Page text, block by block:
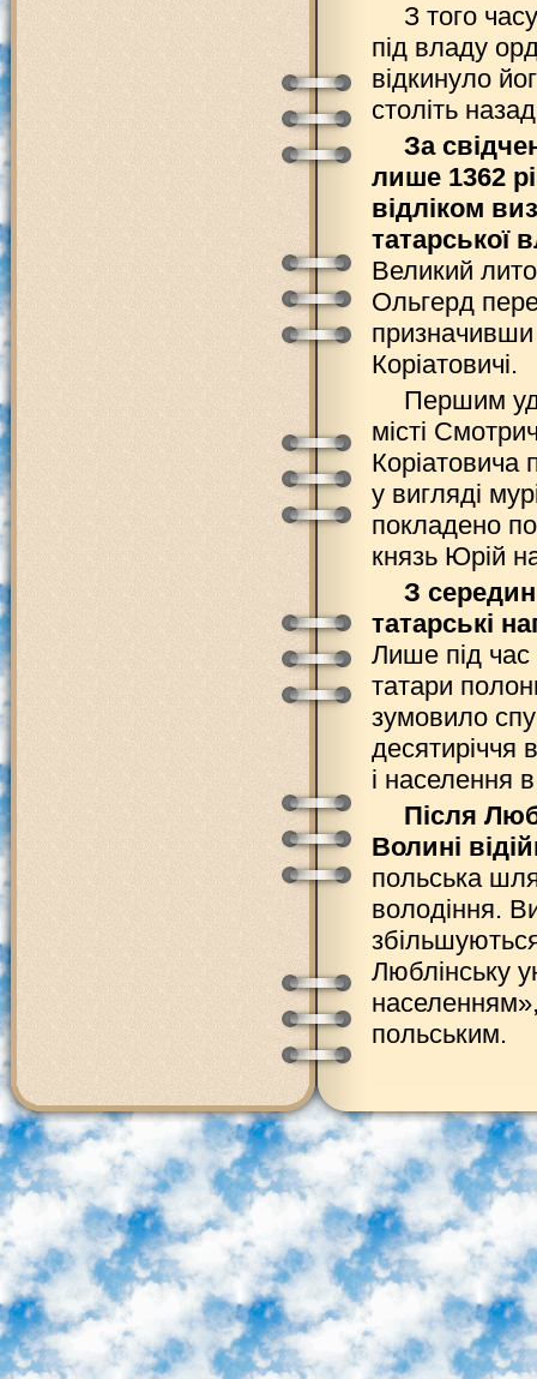
З того
під владу
відкинуло
століть
За
лише 1362
відліком
татарської
Великий
Ольгерд
призначивши
Коріатовичі.
Першим
місті
Коріатовича
у вигляді
покладено
князь Юрій
З
татарські
Лише під час
татари
зумовило
десятиріччя
і населення
Після
Волині
польська
володіння.
Люблінську
польським.